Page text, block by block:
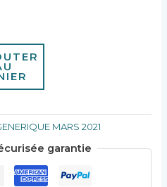
MARS 2021
garantie